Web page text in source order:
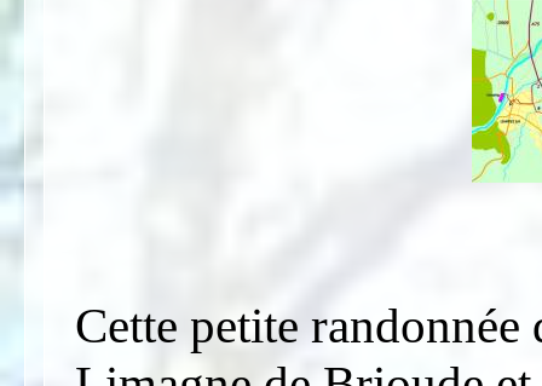
Cette petite